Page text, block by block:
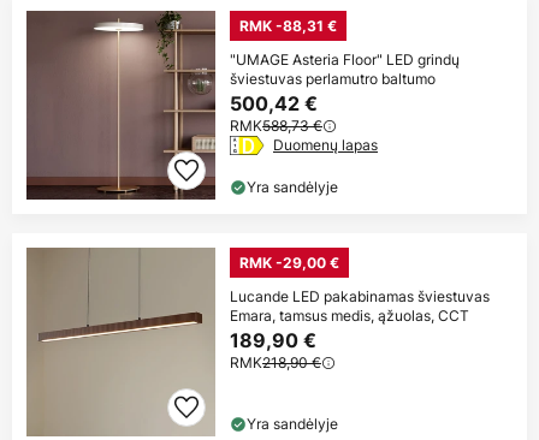
RMK -88,31 €
"UMAGE Asteria Floor" LED grindų
šviestuvas perlamutro baltumo
500,42 €
RMK588,73 €
Duomenų lapas
Yra sandėlyje
RMK -29,00 €
Lucande LED pakabinamas šviestuvas
Emara, tamsus medis, ąžuolas, CCT
189,90 €
RMK218,90 €
Yra sandėlyje